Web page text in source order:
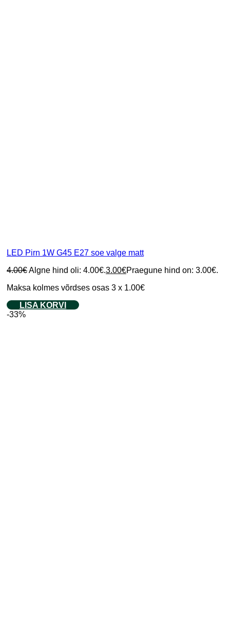
LED Pirn 1W G45 E27 soe valge matt
4.00€Algne hind oli: 4.00€.3.00€Praegune hind on: 3.00€.
Maksa kolmes võrdses osas 3 x 1.00€
LISA KORVI
-33%